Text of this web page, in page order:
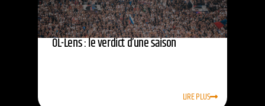
OL-Lens : le verdict d’une saison
LIRE PLUS